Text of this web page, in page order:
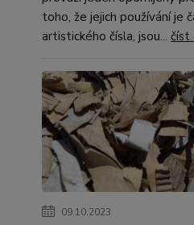
toho, že jejich používání je
artistického čísla, jsou... číst
09.10.2023